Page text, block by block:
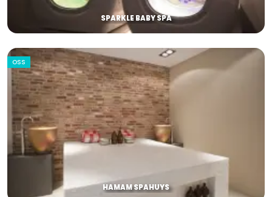
SPARKLE BABY SPA
OSS
HAMAM SPAHUYS